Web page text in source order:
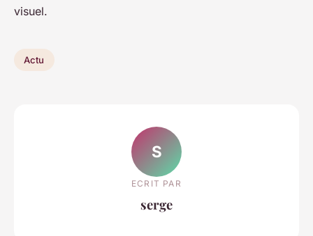
visuel.
Actu
S
ECRIT PAR
serge